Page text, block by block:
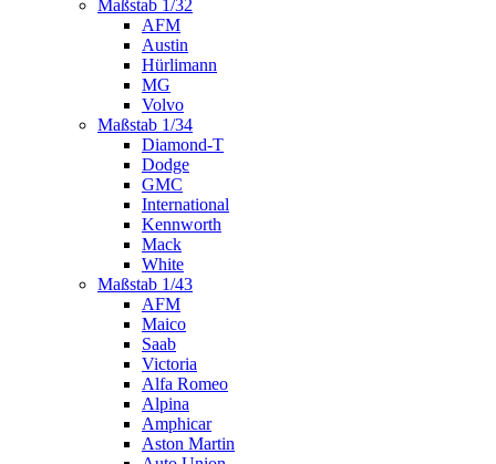
Maßstab 1/32
AFM
Austin
Hürlimann
MG
Volvo
Maßstab 1/34
Diamond-T
Dodge
GMC
International
Kennworth
Mack
White
Maßstab 1/43
AFM
Maico
Saab
Victoria
Alfa Romeo
Alpina
Amphicar
Aston Martin